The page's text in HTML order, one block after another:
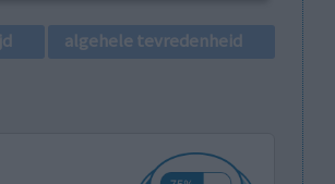
algehele tevredenheid